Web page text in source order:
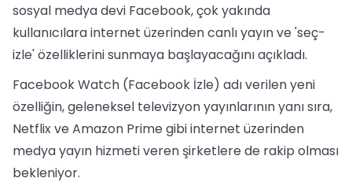
sosyal medya devi Facebook, çok yakında
kullanıcılara internet üzerinden canlı yayın ve 'seç-
izle' özelliklerini sunmaya başlayacağını açıkladı.
Facebook Watch (Facebook İzle) adı verilen yeni
özelliğin, geleneksel televizyon yayınlarının yanı sıra,
Netflix ve Amazon Prime gibi internet üzerinden
medya yayın hizmeti veren şirketlere de rakip olması
bekleniyor.